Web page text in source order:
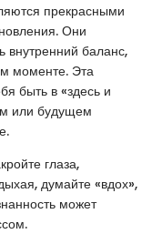
прекрасными
Они
внутренний баланс,
моменте. Эта
быть в «здесь и
или будущем
глаза,
думайте «вдох»,
может